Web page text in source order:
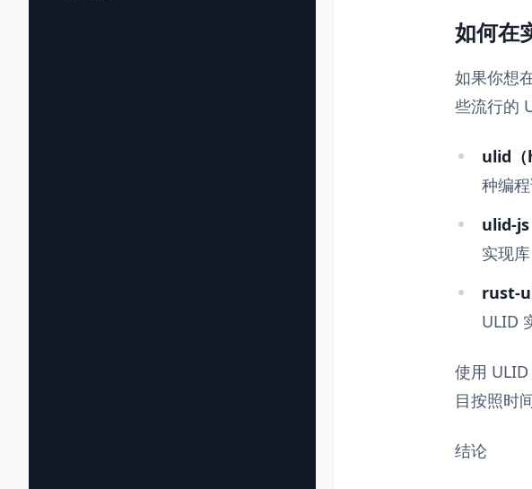
如何在
如果你想
些流行的
ulid
种编
ulid-
实现
rust-
ULID
使用
目按照时
结论